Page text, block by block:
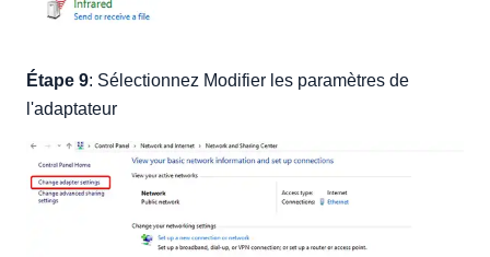
Étape 9: Sélectionnez Modifier les paramètres de
l'adaptateur